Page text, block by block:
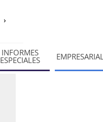
INFORMES
ESPECIALES